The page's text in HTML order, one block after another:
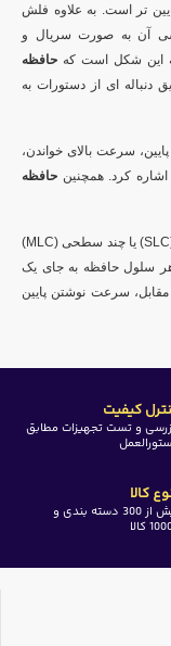
تر است. به علاوه فلش
آن به صورت سریال و
این شکل است که حافظه
دنباله ای از دستورات به
سرعت بالای خواندن،
کرد. همچنین حافظه
SLC) یا چند سطحی (MLC
)
هر سلول حافظه به جای یک
مقابل، سرعت نوشتن پایین
کیفیت
و تست تجهیزات مطابق
کالا
بیش از 300 دسته بندی و
کالا